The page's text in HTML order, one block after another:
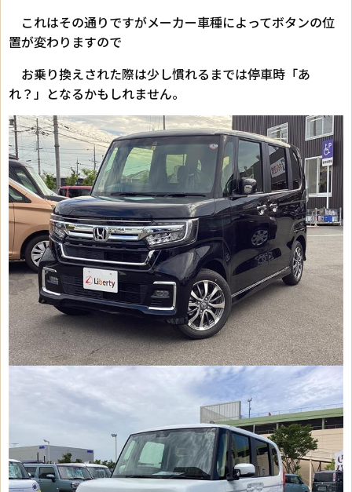
これはその通りですがメーカー車種によってボタンの位
置が変わりますので
お乗り換えされた際は少し慣れるまでは停車時「あ
れ？」となるかもしれません。